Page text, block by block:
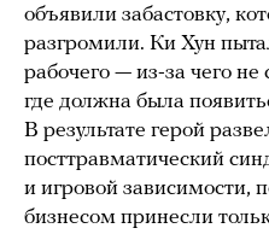
объявили забастовку,
разгромили. Ки Хун
рабочего — из-за чего
где должна была
В результате герой
посттравматический
и игровой зависимости,
бизнесом принесли